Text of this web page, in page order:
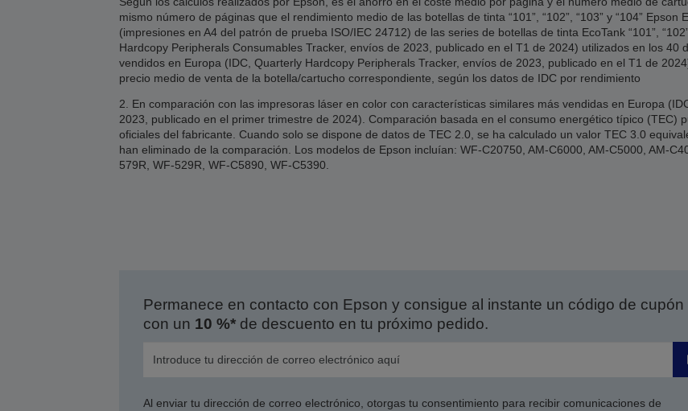
mismo número de páginas que el rendimiento medio de las botellas de tinta “101”, “102”, “103” y “104”
(impresiones en A4 del patrón de prueba ISO/IEC 24712) de las series de botellas de tinta EcoTank “101”,
Hardcopy Peripherals Consumables Tracker, envíos de 2023, publicado en el T1 de 2024) utilizados en los 40
vendidos en Europa (IDC, Quarterly Hardcopy Peripherals Tracker, envíos de 2023, publicado en el T1 de
precio medio de venta de la botella/cartucho correspondiente, según los datos de IDC por rendimiento
2. En comparación con las impresoras láser en color con características similares más vendidas en Europa
2023, publicado en el primer trimestre de 2024). Comparación basada en el consumo energético típico (TEC)
oficiales del fabricante. Cuando solo se dispone de datos de TEC 2.0, se ha calculado un valor TEC 3.0
han eliminado de la comparación. Los modelos de Epson incluían: WF-C20750, AM-C6000, AM-C5000, AM-
579R, WF-529R, WF-C5890, WF-C5390.
Permanece en contacto con Epson y consigue al instante un código de cupón
con un 10 %*de descuento en tu próximo pedido.
Al enviar tu dirección de correo electrónico, otorgas tu consentimiento para recibir comunicaciones de